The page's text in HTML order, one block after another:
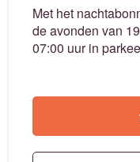
Met het
de avonden van
07:00 uur in